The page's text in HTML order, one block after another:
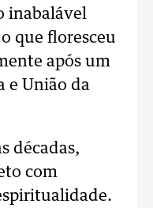
inabalável
que floresceu
após um
e União da
décadas,
com